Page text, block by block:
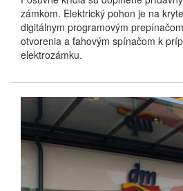
zámkom. Elektrický pohon je na
digitálnym programovým
otvorenia a ťahovým spínačom k
elektrozámku.